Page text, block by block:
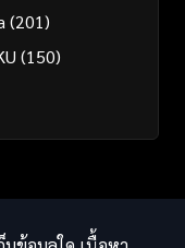
(201)
(150)